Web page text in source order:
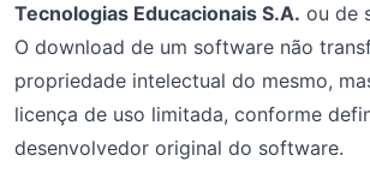
Tecnologias Educacionais S.A. ou de
O download de um software não
propriedade intelectual do mesmo,
licença de uso limitada, conforme
desenvolvedor original do software.